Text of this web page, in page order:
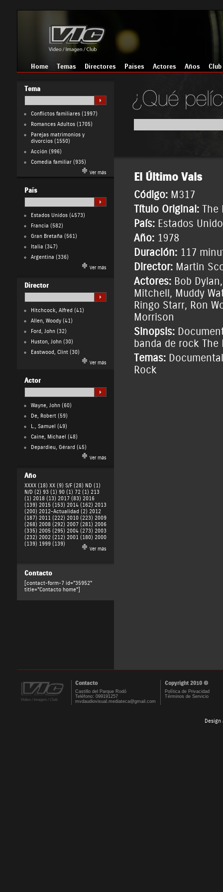
Home Temas Directores Países Actores Años Club
Tema
Conflictos familiares(1997)
Romances Adultos(1705)
Parejas matrimonios y
divorcios(1550)
Acción(996)
Comedia familiar(935)
Ver más
País
Estados Unidos(4573)
Francia (582)
Gran Bretaña (561)
Italia (347)
Argentina (336)
Ver más
Director
Hitchcock, Alfred (41)
Allen, Woody(41)
Ford, John(32)
Huston, John(30)
Eastwood, Clint(30)
Ver más
Actor
Wayne, John(60)
De, Robert(59)
L., Samuel (49)
Caine, Michael (48)
Depardieu, Gérard (45)
Ver más
Año
XXXX (18) XX (9) S/F (28) ND (1)
N/D (2) 93 (1) 90 (1) 72 (1) 213
(1) 2018 (13) 2017 (83) 2016
(139) 2015 (153) 2014 (162) 2013
(200) 2012-Actualidad (2) 2012
(187) 2011 (222) 2010 (223) 2009
(268) 2008 (292) 2007 (281) 2006
(335) 2005 (295) 2004 (273) 2003
(232) 2002 (212) 2001 (180) 2000
(139) 1999 (139)
Ver más
Contacto
[contact-form-7 id="35952"
title="Contacto home"]
El Último Vals
Código: M317
Título Original: The
País: Estados
Año: 1978
Duración: 117
Director: Martin
Actores: Bob Dylan
Mitchell, Muddy
Ringo Starr, Ron
Morrison
Sinopsis:
banda de rock The
Temas:
Rock
Contacto Copyright 2010 ©
Castillo del Parque Rodó
Teléfono: 099191257
mvdaudiovisual.mediateca@gmail.com
Política de Privacidad
Términos de Servicio